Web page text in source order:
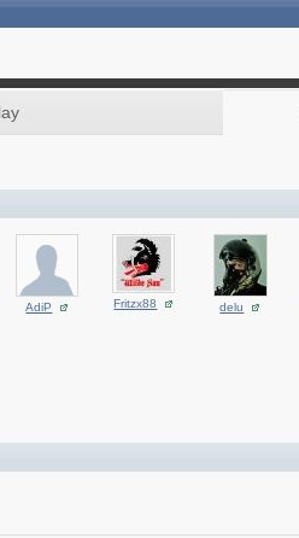
AdiP Fritzx88 delu